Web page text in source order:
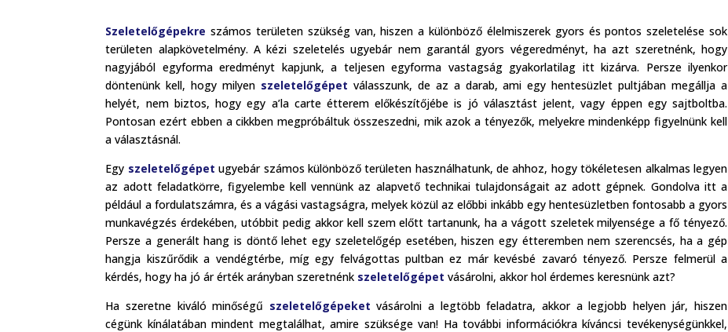
Szeletelőgépekre számos területen szükség van, hiszen a különböző élelmiszerek gyors és pontos szeletelése sok
területen alapkövetelmény. A kézi szeletelés ugyebár nem garantál gyors végeredményt, ha azt szeretnénk, hogy
nagyjából egyforma eredményt kapjunk, a teljesen egyforma vastagság gyakorlatilag itt kizárva. Persze ilyenkor
döntenünk kell, hogy milyen szeletelőgépet válasszunk, de az a darab, ami egy hentesüzlet pultjában megállja a
helyét, nem biztos, hogy egy a’la carte étterem előkészítőjébe is jó választást jelent, vagy éppen egy sajtboltba.
Pontosan ezért ebben a cikkben megpróbáltuk összeszedni, mik azok a tényezők, melyekre mindenképp figyelnünk kell
a választásnál.
Egy szeletelőgépet ugyebár számos különböző területen használhatunk, de ahhoz, hogy tökéletesen alkalmas legyen
az adott feladatkörre, figyelembe kell vennünk az alapvető technikai tulajdonságait az adott gépnek. Gondolva itt a
például a fordulatszámra, és a vágási vastagságra, melyek közül az előbbi inkább egy hentesüzletben fontosabb a gyors
munkavégzés érdekében, utóbbit pedig akkor kell szem előtt tartanunk, ha a vágott szeletek milyensége a fő tényező.
Persze a generált hang is döntő lehet egy szeletelőgép esetében, hiszen egy étteremben nem szerencsés, ha a gép
hangja kiszűrődik a vendégtérbe, míg egy felvágottas pultban ez már kevésbé zavaró tényező. Persze felmerül a
kérdés, hogy ha jó ár érték arányban szeretnénk szeletelőgépet vásárolni, akkor hol érdemes keresnünk azt?
Ha szeretne kiváló minőségű szeletelőgépeket vásárolni a legtöbb feladatra, akkor a legjobb helyen jár, hiszen
cégünk kínálatában mindent megtalálhat, amire szüksége van! Ha további információkra kíváncsi tevékenységünkkel,